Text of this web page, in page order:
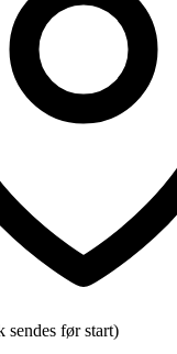
før start)